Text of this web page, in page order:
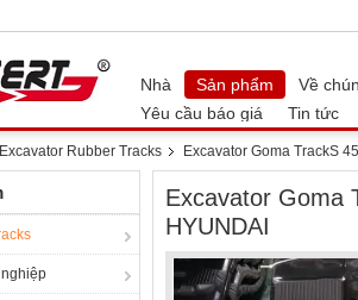
Nhà Sản phẩm Về
Yêu cầu báo giá
Tin tức
Excavator Rubber Tracks Excavator Goma TrackS
Excavator Goma
HYUNDAI